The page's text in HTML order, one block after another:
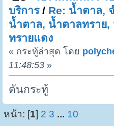
บริการ/ Re: น้ำตาล,
น้ำตาล, น้ำตาลทราย
ทรายแดง
« กระทู้ล่าสุด โดย
11:48:53 »
ดันกระทู้
หน้า: [1] 2 3 ... 10